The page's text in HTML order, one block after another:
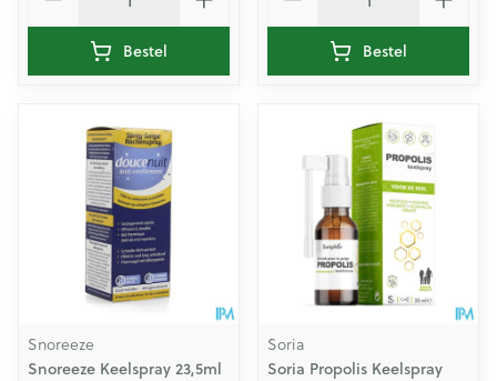
Bestel Bestel
Snoreeze
Snoreeze Keelspray 23,5ml
Soria
Soria Propolis Keelspray